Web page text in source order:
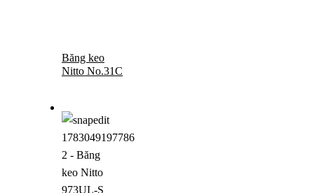
Băng keo
Nitto No.31C